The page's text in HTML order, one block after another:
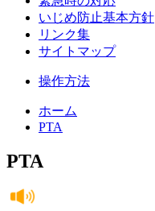
いじめ防止基本方針
リンク集
サイトマップ
操作方法
ホーム
PTA
PTA